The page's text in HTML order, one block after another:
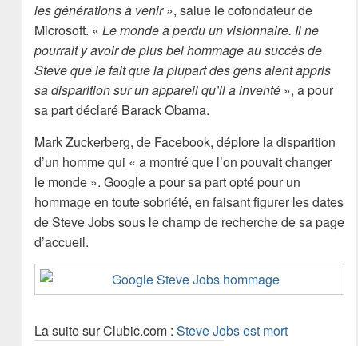
les générations à venir», salue le cofondateur de
Microsoft. « Le monde a perdu un visionnaire. Il ne
pourrait y avoir de plus bel hommage au succès de
Steve que le fait que la plupart des gens aient appris
sa disparition sur un appareil qu’il a inventé», a pour
sa part déclaré Barack Obama.
Mark Zuckerberg, de Facebook, déplore la disparition
d’un homme qui « a montré que l’on pouvait changer
le monde ». Google a pour sa part opté pour un
hommage en toute sobriété, en faisant figurer les dates
de Steve Jobs sous le champ de recherche de sa page
d’accueil.
La suite sur Clubic.com : Steve Jobs est mort